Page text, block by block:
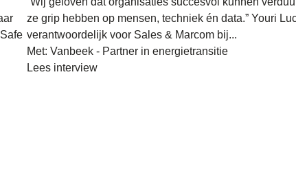
ze grip hebben op mensen, techniek én data.” Youri
verantwoordelijk voor Sales & Marcom bij...
Met: Vanbeek - Partner in energietransitie
Lees interview